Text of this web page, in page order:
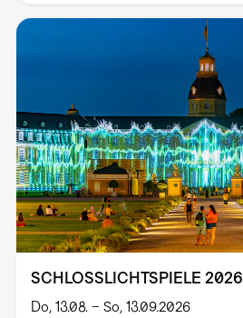
SCHLOSSLICHTSPIELE 2026
Do, 13.08. – So, 13.09.2026